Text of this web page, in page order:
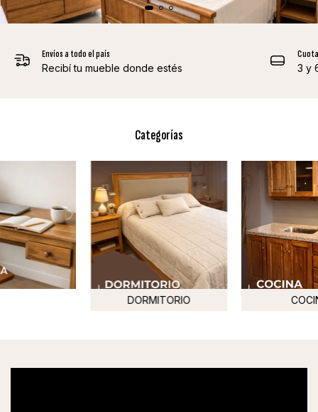
Envíos a todo el país
Recibí tu mueble donde estés
3 y
Categorías
DORMITORIO